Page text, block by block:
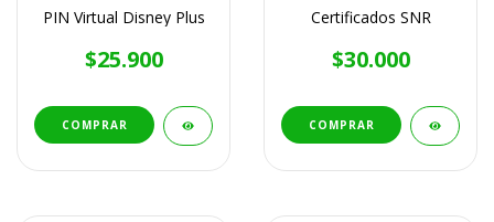
PIN Virtual Disney Plus
$25.900
COMPRAR
Certificados SNR
$30.000